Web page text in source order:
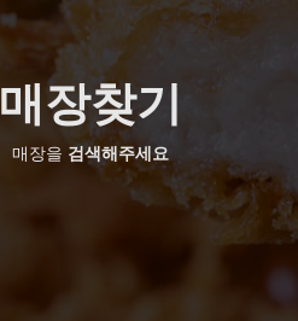
매장찾기
매장을 검색해주세요